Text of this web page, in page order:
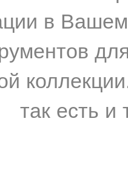
в
так есть и